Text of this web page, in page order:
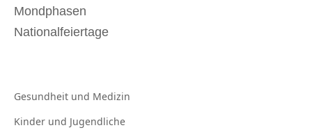
Mondphasen
Nationalfeiertage
Gesundheit und Medizin
Kinder und Jugendliche